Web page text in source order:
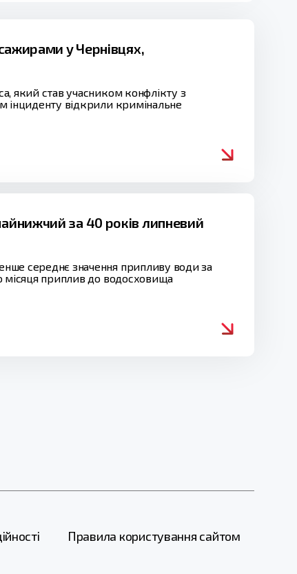
у Чернівцях,
який став учасником конфлікту з
інциденту відкрили кримінальне
за 40 років липневий
середнє значення припливу води за
місяця приплив до водосховища
Правила користування сайтом